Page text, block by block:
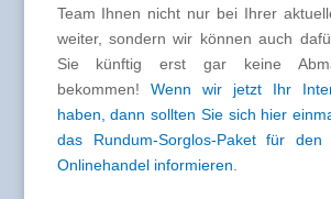
Team Ihnen nicht nur bei Ihrer
weiter, sondern wir können auch
Sie künftig erst gar keine
bekommen! Wenn wir jetzt Ihr
haben, dann sollten Sie sich hier
das Rundum-Sorglos-Paket für den
Onlinehandel informieren.